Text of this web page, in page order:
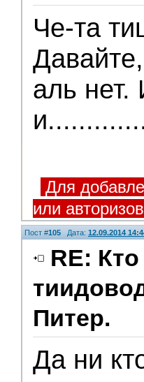
Че-та
аль нет.
Для
или
Пост #105 Дата: 12.09.2014
RE:
Питер.
Да ни